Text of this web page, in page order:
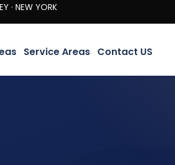
YORK
Service Areas Contact US